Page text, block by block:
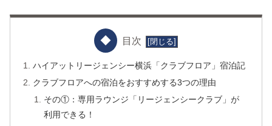
目次
ハイアットリージェンシー横浜「クラブフロア」宿泊記
クラブフロアへの宿泊をおすすめする3つの理由
その①：専用ラウンジ「リージェンシークラブ」が
利用できる！